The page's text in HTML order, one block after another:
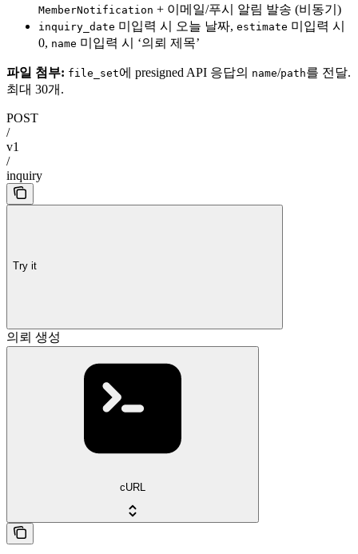
MemberNotification + 이메일/푸시 알림 발송 (비동기)
inquiry_date 미입력 시 오늘 날짜, estimate 미입력 시
0, name 미입력 시 ‘의뢰 제목’
파일 첨부: file_set에 presigned API 응답의 name/path를 전달.
최대 30개.
POST
/
v1
/
inquiry
Try it
의뢰 생성
cURL